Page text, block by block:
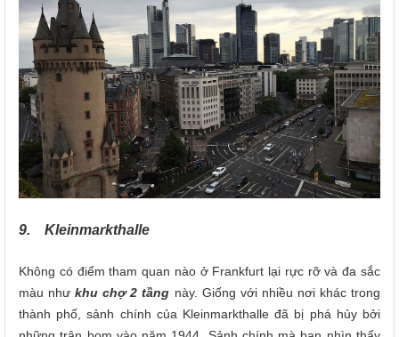
9. Kleinmarkthalle
Không có điểm tham quan nào ở Frankfurt lại rực rỡ và đa sắc
màu nhưkhu chợ 2 tầng này. Giống với nhiều nơi khác trong
thành phố, sảnh chính của Kleinmarkthalle đã bị phá hủy bởi